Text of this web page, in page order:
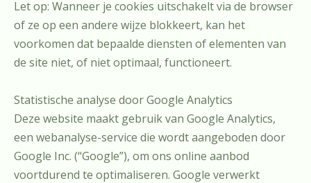
Let op: Wanneer je cookies uitschakelt via de browser
of ze op een andere wijze blokkeert, kan het
voorkomen dat bepaalde diensten of elementen van
de site niet, of niet optimaal, functioneert.
Statistische analyse door Google Analytics
Deze website maakt gebruik van Google Analytics,
een webanalyse-service die wordt aangeboden door
Google Inc. (“Google”), om ons online aanbod
voortdurend te optimaliseren. Google verwerkt